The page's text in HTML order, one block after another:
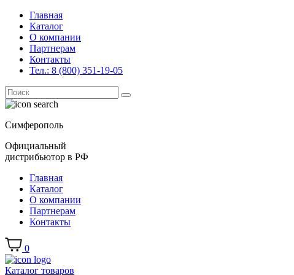
Главная
Каталог
О компании
Партнерам
Контакты
Тел.: 8 (800) 351-19-05
Поиск
for:
Симферополь
Официальный
дистрибьютор в РФ
Главная
Каталог
О компании
Партнерам
Контакты
0
Каталог товаров